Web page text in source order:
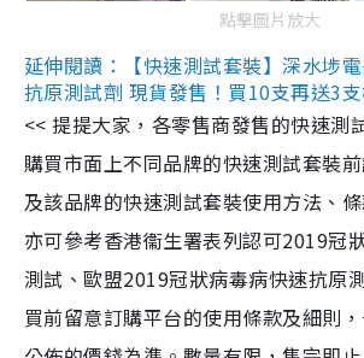
點擊圖片放大
延伸閱讀：【快速測試套裝】深水埗
抗原測試劑 現貨發售！買10支再送3
<< 提提大家，各零售商發售的快速測
購買市面上不同品牌的快速測試套裝
及該品牌的快速測試套裝使用方法、
亦可參考香港衞生署表列認可2019冠
測試、歐盟2019冠狀病毒病快速抗原
買前留意訂購平台的使用條款及細則